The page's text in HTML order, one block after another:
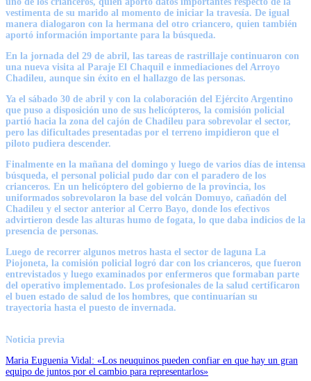
vestimenta de su marido al momento de iniciar la travesía. De igual
manera dialogaron con la hermana del otro criancero, quien también
aportó información importante para la búsqueda.
En la jornada del 29 de abril, las tareas de rastrillaje continuaron con
una nueva visita al Paraje El Chaquil e inmediaciones del Arroyo
Chadileu, aunque sin éxito en el hallazgo de las personas.
Ya el sábado 30 de abril y con la colaboración del Ejército Argentino
que puso a disposición uno de sus helicópteros, la comisión policial
partió hacia la zona del cajón de Chadileu para sobrevolar el sector,
pero las dificultades presentadas por el terreno impidieron que el
piloto pudiera descender.
Finalmente en la mañana del domingo y luego de varios días de intensa
búsqueda, el personal policial pudo dar con el paradero de los
crianceros. En un helicóptero del gobierno de la provincia, los
uniformados sobrevolaron la base del volcán Domuyo, cañadón del
Chadileu y el sector anterior al Cerro Bayo, donde los efectivos
advirtieron desde las alturas humo de fogata, lo que daba indicios de la
presencia de personas.
Luego de recorrer algunos metros hasta el sector de laguna La
Piojoneta, la comisión policial logró dar con los crianceros, que fueron
entrevistados y luego examinados por enfermeros que formaban parte
del operativo implementado. Los profesionales de la salud certificaron
el buen estado de salud de los hombres, que continuarían su
trayectoria hasta el puesto de invernada.
Noticia previa
Maria Euguenia Vidal: «Los neuquinos pueden confiar en que hay un gran
equipo de juntos por el cambio para representarlos»